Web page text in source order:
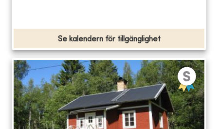
Se kalendern för tillgänglighet